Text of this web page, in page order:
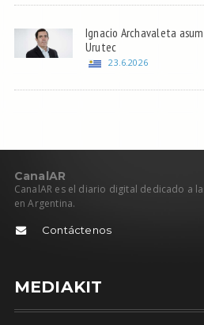
Ignacio Archavaleta
Urutec
23.6.2026
CanalAR
CanalAR es el diario digital dedicado a
en Argentina.
Contáctenos
MEDIAKIT